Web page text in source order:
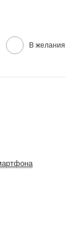
В желания